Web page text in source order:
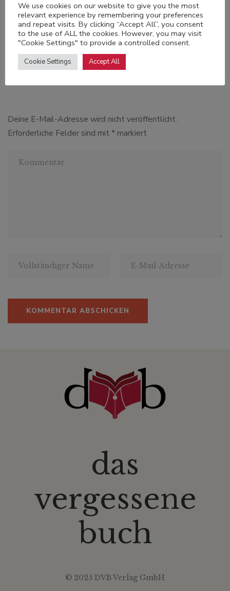
Schreibe einen
Kommentar
Deine E-Mail-Adresse wird nicht veröffentlicht.
Erforderliche Felder sind mit * markiert
das
vergessene
buch
© 2025 DVB Verlag GmbH
We use cookies on our website to give you the most
relevant experience by remembering your preferences
and repeat visits. By clicking “Accept All”, you consent
to the use of ALL the cookies. However, you may visit
"Cookie Settings" to provide a controlled consent.
Cookie Settings Accept All